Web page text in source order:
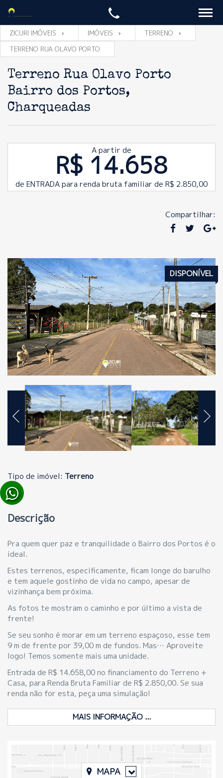
ZICURI IMÓVEIS IMÓVEIS
TERRENO
TERRENO RUA OLAVO PORTO
Terreno Rua Olavo Porto
Bairro dos Portos,
Charqueadas
A partir de
R$ 14.658
de ENTRADA para renda bruta familiar de R$ 2.850,00
Compartilhar:
DISPONÍVEL
Tipo de imóvel: Terreno
Descrição
Pra quem quer paz e tranquilidade o Bairro dos Portos é o
ideal.
Estes terrenos, especificamente, ficam longe do barulho
e tem aquele gostinho de vida no campo, apesar de
vizinhança bem próxima.
As fotos te mostram o caminho e por último a vista de
frente!
Se seu sonho é morar em um terreno espaçoso, esse tem
9 m de frente por 39,00 m de fundos. Mas… Aproveite
logo! Temos somente mais uma unidade.
Entrada de R$ 14.658,00 no financiamento do Terreno +
Casa, para Renda Bruta Familiar de R$ 2.850,00. Se sua
renda não for esta, peça uma simulação!
MAIS INFORMAÇÃO ...
MAPA